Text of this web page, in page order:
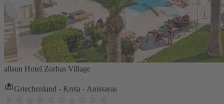
allsun Hotel Zorbas Village
Griechenland - Kreta - Anissaras